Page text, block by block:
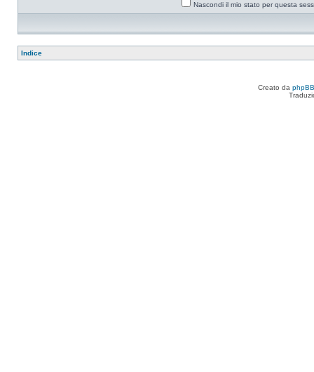
Nascondi il mio stato per questa
Indice
Creato da phpBB